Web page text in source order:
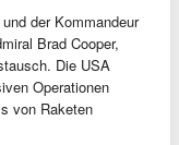
der Kommandeur
Brad Cooper,
Die USA
Operationen
von Raketen